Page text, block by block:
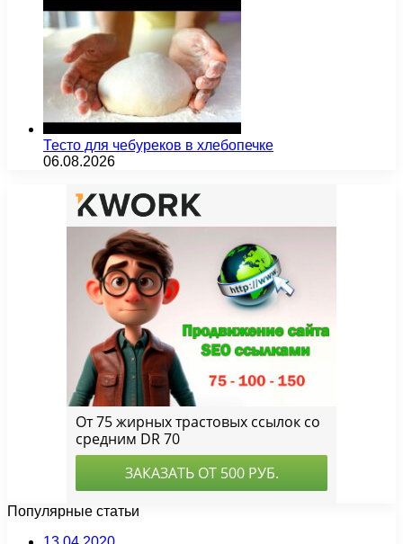
Тесто для чебуреков в хлебопечке
06.08.2026
Популярные статьи